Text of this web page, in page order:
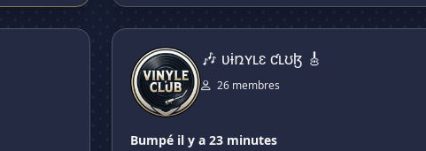
🎶 ʋɨռʏʟɛ ƈʟʊɮ 🎸
🎶 ʋɨռʏʟɛ ƈʟʊɮ 🎸
26 membres
Bumpé il y a 23 minutes